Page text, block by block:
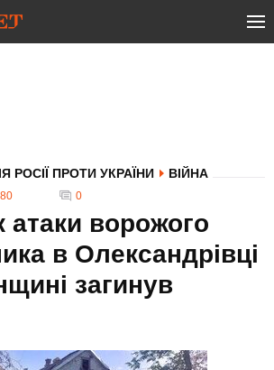
РОСІЇ ПРОТИ УКРАЇНИ ВІЙНА
0
атаки ворожого
в Олександрівці
загинув